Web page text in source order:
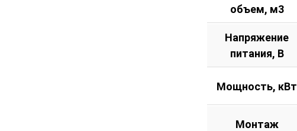
объем, м3
Напряжение
питания, B
Мощность, кВт
Монтаж